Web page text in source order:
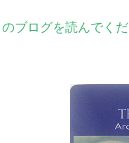
ブログを読んでく